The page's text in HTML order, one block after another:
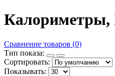
Сравнение товаров (0)
Тип показа:
Сортировать:
Показывать: